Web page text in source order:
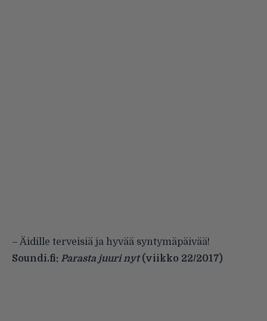
– Äidille terveisiä ja hyvää syntymäpäivää!
Soundi.fi: Parasta juuri nyt(viikko 22/2017)